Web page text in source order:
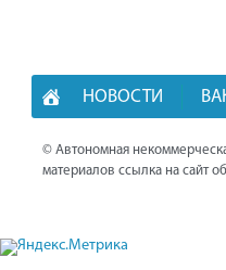
НОВОСТИ
© Автономная
материалов ссылка на сайт